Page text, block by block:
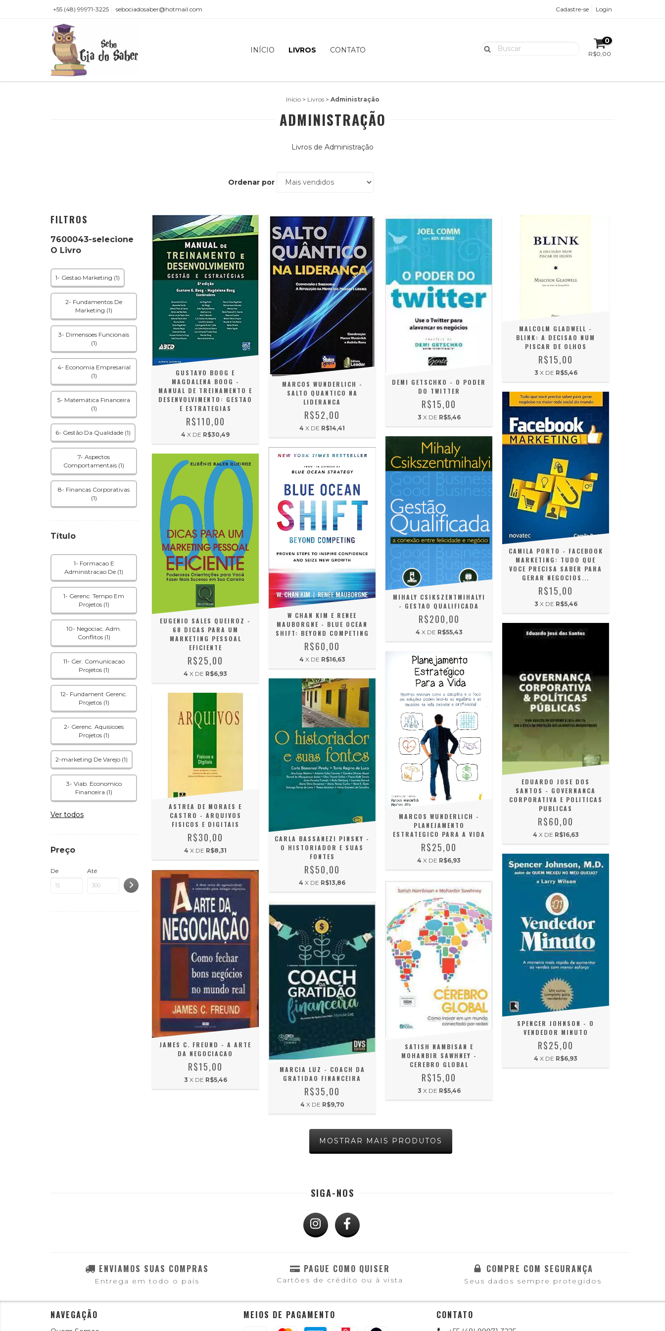
+55 (48) 99971-3225 sebociadosaber@hotmail.com Cadastre-se Login
INÍCIO LIVROS CONTATO
0
R$0,00
Início > Livros > Administração
ADMINISTRAÇÃO
Livros de Administração
Ordenar por
FILTROS
7600043-selecione
O Livro
1- Gestao Marketing (1)
2- Fundamentos De
Marketing (1)
3- Dimensoes Funcionais
(1)
4- Economia Empresarial
(1)
5- Matemática Financeira
(1)
6- Gestão Da Qualidade (1)
7- Aspectos
Comportamentais (1)
8- Financas Corporativas
(1)
Título
1- Formacao E
Administracao De (1)
1- Gerenc. Tempo Em
Projetos (1)
10- Negociac. Adm.
Conflitos (1)
11- Ger. Comunicacao
Projetos (1)
12- Fundament Gerenc.
Projetos (1)
2- Gerenc. Aquisicoes
Projetos (1)
2-marketing De Varejo (1)
3- Viab. Economico
Financeira (1)
Ver todos
Preço
De Até
GUSTAVO BOOG E
MAGDALENA BOOG -
MANUAL DE TREINAMENTO E
DESENVOLVIMENTO: GESTAO
E ESTRATEGIAS
R$110,00
4 X DE R$30,49
MARCOS WUNDERLICH -
SALTO QUANTICO NA
LIDERANCA
R$52,00
4 X DE R$14,41
DEMI GETSCHKO - O PODER
DO TWITTER
R$15,00
3 X DE R$5,46
MALCOLM GLADWELL -
BLINK: A DECISAO NUM
PISCAR DE OLHOS
R$15,00
3 X DE R$5,46
EUGENIO SALES QUEIROZ -
60 DICAS PARA UM
MARKETING PESSOAL
EFICIENTE
R$25,00
4 X DE R$6,93
W CHAN KIM E RENEE
MAUBORGNE - BLUE OCEAN
SHIFT: BEYOND COMPETING
R$60,00
4 X DE R$16,63
MIHALY CSIKSZENTMIHALYI
- GESTAO QUALIFICADA
R$200,00
4 X DE R$55,43
CAMILA PORTO - FACEBOOK
MARKETING: TUDO QUE
VOCE PRECISA SABER PARA
GERAR NEGOCIOS...
R$15,00
3 X DE R$5,46
ASTREA DE MORAES E
CASTRO - ARQUIVOS
FISICOS E DIGITAIS
R$30,00
4 X DE R$8,31
CARLA BASSANEZI PINSKY -
O HISTORIADOR E SUAS
FONTES
R$50,00
4 X DE R$13,86
MARCOS WUNDERLICH -
PLANEJAMENTO
ESTRATEGICO PARA A VIDA
R$25,00
4 X DE R$6,93
EDUARDO JOSE DOS
SANTOS - GOVERNANCA
CORPORATIVA E POLITICAS
PUBLICAS
R$60,00
4 X DE R$16,63
JAMES C. FREUND - A ARTE
DA NEGOCIACAO
R$15,00
3 X DE R$5,46
MARCIA LUZ - COACH DA
GRATIDAO FINANCEIRA
R$35,00
4 X DE R$9,70
SATISH NAMBISAN E
MOHANBIR SAWHNEY -
CEREBRO GLOBAL
R$15,00
3 X DE R$5,46
SPENCER JOHNSON - O
VENDEDOR MINUTO
R$25,00
4 X DE R$6,93
MOSTRAR MAIS PRODUTOS
SIGA-NOS
ENVIAMOS SUAS COMPRAS
Entrega em todo o país
PAGUE COMO QUISER
Cartões de crédito ou à vista
COMPRE COM SEGURANÇA
Seus dados sempre protegidos
NAVEGAÇÃO MEIOS DE PAGAMENTO CONTATO